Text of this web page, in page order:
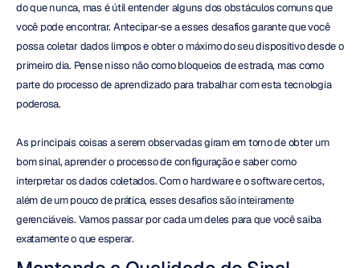
do que nunca, mas é útil entender alguns dos obstáculos comuns que
você pode encontrar. Antecipar-se a esses desafios garante que você
possa coletar dados limpos e obter o máximo do seu dispositivo desde o
primeiro dia. Pense nisso não como bloqueios de estrada, mas como
parte do processo de aprendizado para trabalhar com esta tecnologia
poderosa.
As principais coisas a serem observadas giram em torno de obter um
bom sinal, aprender o processo de configuração e saber como
interpretar os dados coletados. Com o hardware e o software certos,
além de um pouco de prática, esses desafios são inteiramente
gerenciáveis. Vamos passar por cada um deles para que você saiba
exatamente o que esperar.